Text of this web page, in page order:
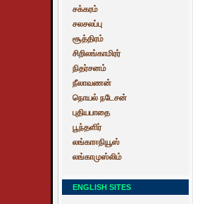
சக்கரம்
சலசலப்பு
சூத்திரம்
சிறிலங்காமிரர்
நிதர்சனம்
நீலாவணன்
நொயல் நடேசன்
புதியபாதை
பூந்தளிர்
லங்காஈநியூஸ்
லங்காமுஸ்லிம்
ENGLISH SITES